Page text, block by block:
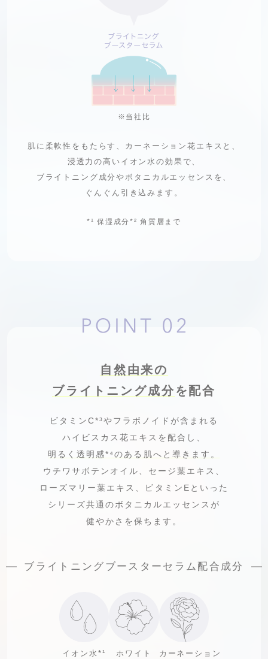
※当社比
肌に柔軟性をもたらす、カーネーション花エキスと、
浸透力の高いイオン水の効果で、
ブライトニング成分やボタニカルエッセンスを、
ぐんぐん引き込みます。
*¹ 保湿成分*² 角質層まで
自然由来の
ブライトニング成分を配合
ビタミンC*³やフラボノイドが含まれる
ハイビスカス花エキスを配合し、
明るく透明感*⁴のある肌へと導きます。
ウチワサボテンオイル、セージ葉エキス、
ローズマリー葉エキス、ビタミンEといった
シリーズ共通のボタニカルエッセンスが
健やかさを保ちます。
ブライトニングブースターセラム配合成分
イオン水 *¹
ホワイト
カーネーション